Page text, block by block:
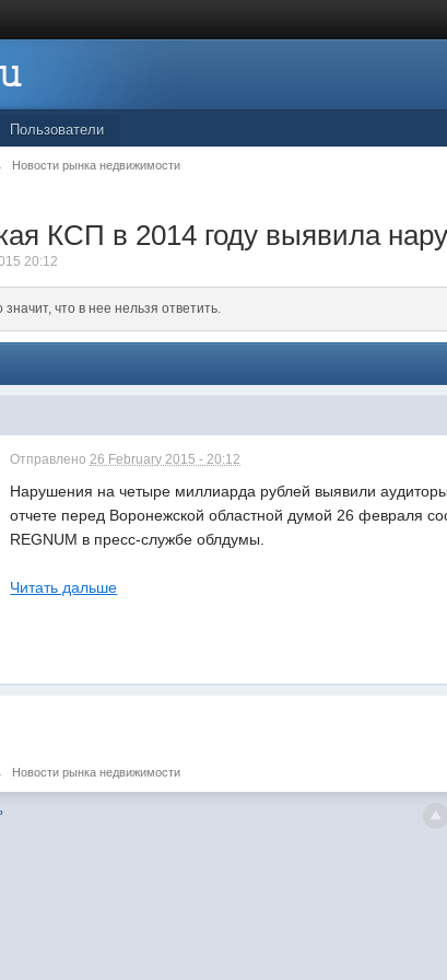
Пользователи
Новости рынка недвижимости
КСП в 2014 году выявила
20:12
значит, что в нее нельзя ответить.
Отправлено26 February 2015 - 20:12
Нарушения на четыре миллиарда рублей выявили
отчете перед Воронежской областной думой 26 февраля
REGNUM в пресс-службе облдумы.
Читать дальше
Новости рынка недвижимости